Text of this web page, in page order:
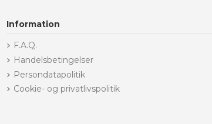
Information
F.A.Q.
Handelsbetingelser
Persondatapolitik
Cookie- og privatlivspolitik